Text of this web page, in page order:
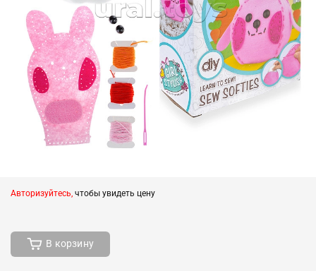
Авторизуйтесь, чтобы увидеть цену
В корзину